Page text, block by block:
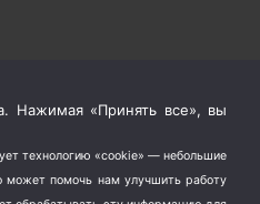
Нажимая «Принять все», вы
технологию «cookie» — небольшие
может помочь нам улучшить работу